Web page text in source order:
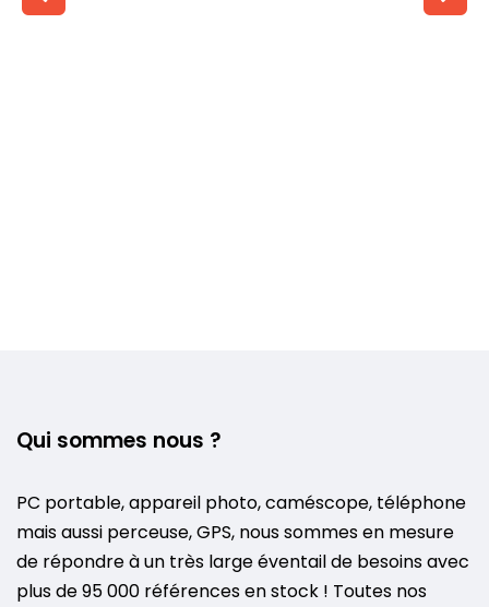
Qui sommes nous ?
PC portable, appareil photo, caméscope, téléphone
mais aussi perceuse, GPS, nous sommes en mesure
de répondre à un très large éventail de besoins avec
plus de 95 000 références en stock ! Toutes nos